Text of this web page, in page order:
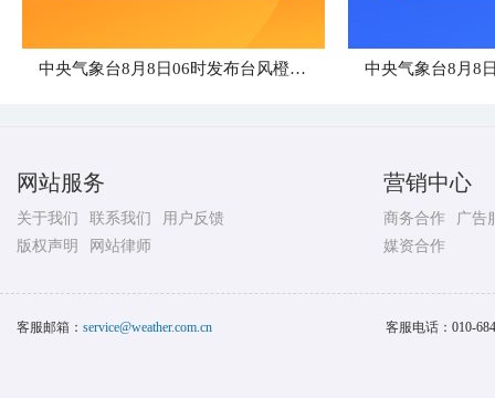
中央气象台8月8日06时发布台风橙色预警
网站服务
关于我们 联系我们
用户反馈
版权声明
网站律师
营销中心
商务合作
广告
媒资合作
客服邮箱： service@weather.com.cn 客服电话： 010-